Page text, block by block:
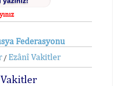
Federasyonu
/ Ezânî Vakitler